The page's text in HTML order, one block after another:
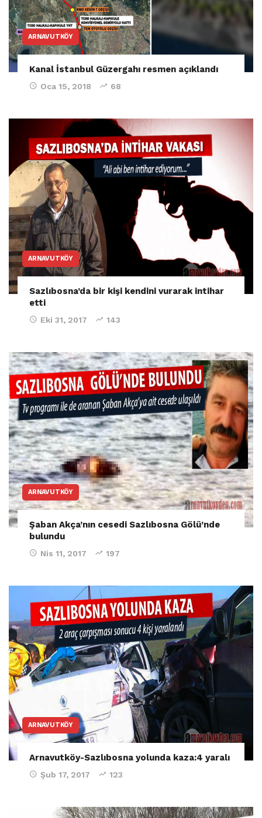
ARNAVUTKÖY
Kanal İstanbul Güzergahı resmen açıklandı
Oca 15, 2018 68
ARNAVUTKÖY
Sazlıbosna’da bir kişi kendini vurarak intihar
etti
Eki 31, 2017 143
ARNAVUTKÖY
Şaban Akça’nın cesedi Sazlıbosna Gölü’nde
bulundu
Nis 11, 2017 197
ARNAVUTKÖY
Arnavutköy-Sazlıbosna yolunda kaza:4 yaralı
Şub 17, 2017 123